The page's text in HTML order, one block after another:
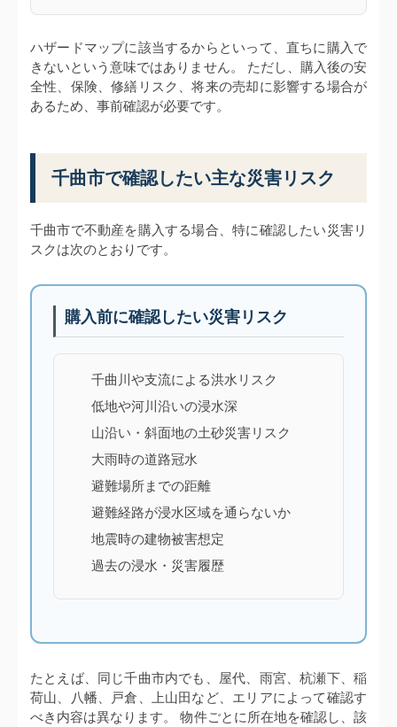
ハザードマップに該当するからといって、直ちに購入で
きないという意味ではありません。 ただし、購入後の安
全性、保険、修繕リスク、将来の売却に影響する場合が
あるため、事前確認が必要です。
千曲市で確認したい主な災害リスク
千曲市で不動産を購入する場合、特に確認したい災害リ
スクは次のとおりです。
購入前に確認したい災害リスク
千曲川や支流による洪水リスク
低地や河川沿いの浸水深
山沿い・斜面地の土砂災害リスク
大雨時の道路冠水
避難場所までの距離
避難経路が浸水区域を通らないか
地震時の建物被害想定
過去の浸水・災害履歴
たとえば、同じ千曲市内でも、屋代、雨宮、杭瀬下、稲
荷山、八幡、戸倉、上山田など、エリアによって確認す
べき内容は異なります。 物件ごとに所在地を確認し、該